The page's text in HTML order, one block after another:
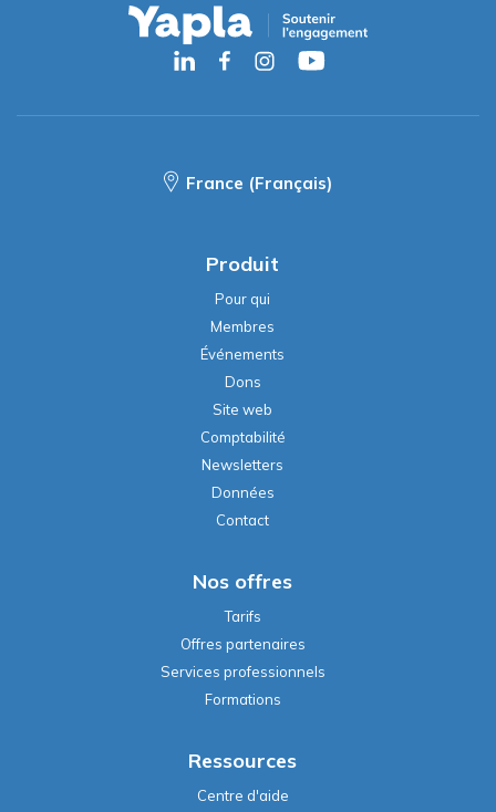
France (Français)
Produit
Pour qui
Membres
Événements
Dons
Site web
Comptabilité
Newsletters
Données
Contact
Nos offres
Tarifs
Offres partenaires
Services professionnels
Formations
Ressources
Centre d'aide